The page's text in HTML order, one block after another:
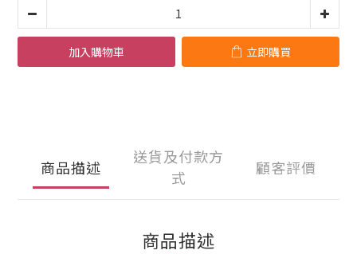
加入購物車 立即購買
商品描述
送貨及付款方
式
顧客評價
商品描述